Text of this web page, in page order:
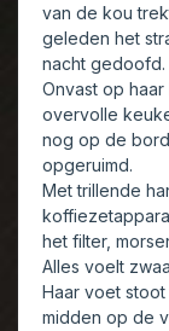
van de kou
geleden het
nacht gedoofd.
Onvast op
overvolle
nog op de
opgeruimd.
Met trillende
het filter,
Alles voelt
Haar voet
midden op de